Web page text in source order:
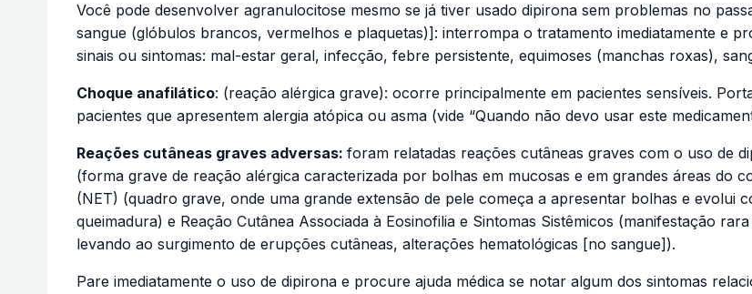
Você pode desenvolver agranulocitose mesmo se já tiver usado dipirona sem problemas no
sangue (glóbulos brancos, vermelhos e plaquetas)]: interrompa o tratamento imediatamente e
sinais ou sintomas: mal-estar geral, infecção, febre persistente, equimoses (manchas roxas),
Choque anafilático: (reação alérgica grave): ocorre principalmente em pacientes sensíveis.
pacientes que apresentem alergia atópica ou asma (vide “Quando não devo usar este
Reações cutâneas graves adversas: foram relatadas reações cutâneas graves com o uso de
(forma grave de reação alérgica caracterizada por bolhas em mucosas e em grandes áreas do
(NET) (quadro grave, onde uma grande extensão de pele começa a apresentar bolhas e evolui
queimadura) e Reação Cutânea Associada à Eosinofilia e Sintomas Sistêmicos (manifestação
levando ao surgimento de erupções cutâneas, alterações hematológicas [no sangue]).
Pare imediatamente o uso de dipirona e procure ajuda médica se notar algum dos sintomas